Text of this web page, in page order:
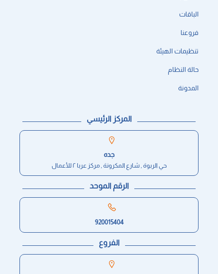
الباقات
فروعنا
تنظيمات الهيئة
حالة النظام
المدونة
المركز الرئيسي
جده
حي الربوة , شارع المكرونة , مركز عربا ٢ للأعمال
الرقم الموحد
920015404
الفروع